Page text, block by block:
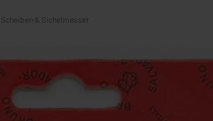
Scheiben & Sichelmesser